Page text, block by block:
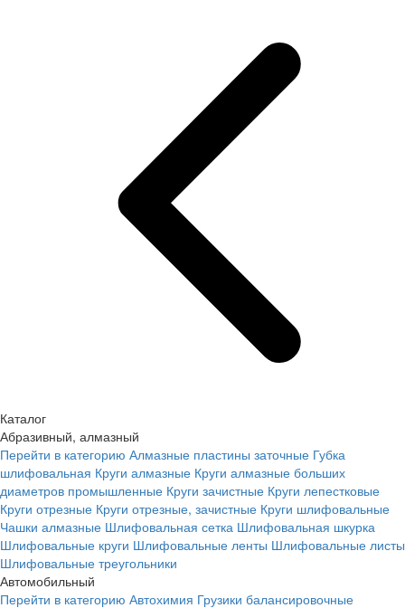
Каталог
Абразивный, алмазный
Перейти в категорию Алмазные пластины заточные Губка
шлифовальная Круги алмазные Круги алмазные больших
диаметров промышленные Круги зачистные Круги лепестковые
Круги отрезные Круги отрезные, зачистные Круги шлифовальные
Чашки алмазные Шлифовальная сетка Шлифовальная шкурка
Шлифовальные круги Шлифовальные ленты Шлифовальные листы
Шлифовальные треугольники
Автомобильный
Перейти в категорию Автохимия Грузики балансировочные